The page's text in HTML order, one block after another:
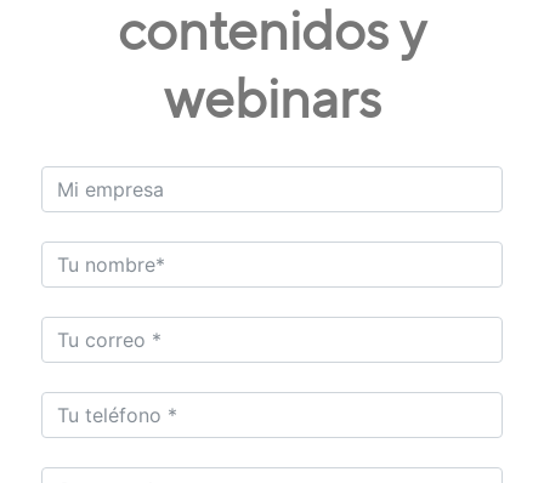
contenidos y
webinars